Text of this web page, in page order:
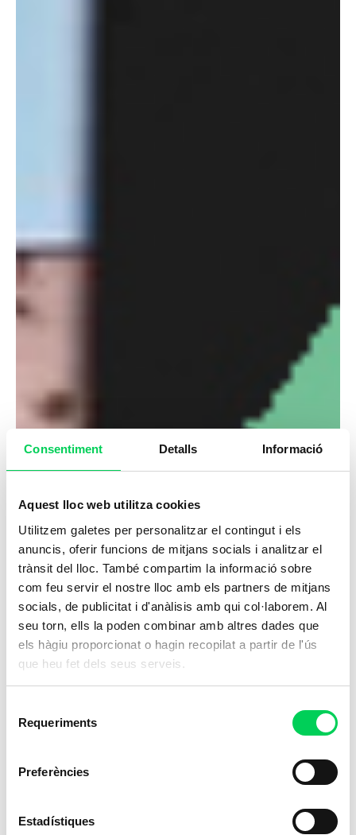
Consentiment Detalls Informació
Aquest lloc web utilitza cookies
Utilitzem galetes per personalitzar el contingut i els
anuncis, oferir funcions de mitjans socials i analitzar el
trànsit del lloc. També compartim la informació sobre
com feu servir el nostre lloc amb els partners de mitjans
socials, de publicitat i d'anàlisis amb qui col·laborem. Al
seu torn, ells la poden combinar amb altres dades que
els hàgiu proporcionat o hagin recopilat a partir de l'ús
que heu fet dels seus serveis.
Requeriments
Preferències
Estadístiques